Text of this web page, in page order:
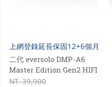
上網登錄延長保固12+6個月
二代 eversolo DMP-A6
Master Edition Gen2 HIFI
音樂串流播放器
NT.39,900